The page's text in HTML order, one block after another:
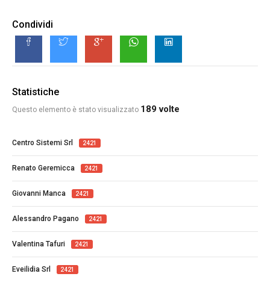
Condividi
Statistiche
Questo elemento è stato visualizzato 189 volte
Centro Sistemi Srl 2421
Renato Geremicca 2421
Giovanni Manca 2421
Alessandro Pagano 2421
Valentina Tafuri 2421
Eveilidia Srl 2421